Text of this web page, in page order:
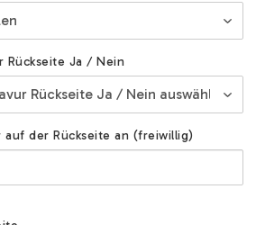
Rückseite Ja / Nein
auf der Rückseite an (freiwillig)